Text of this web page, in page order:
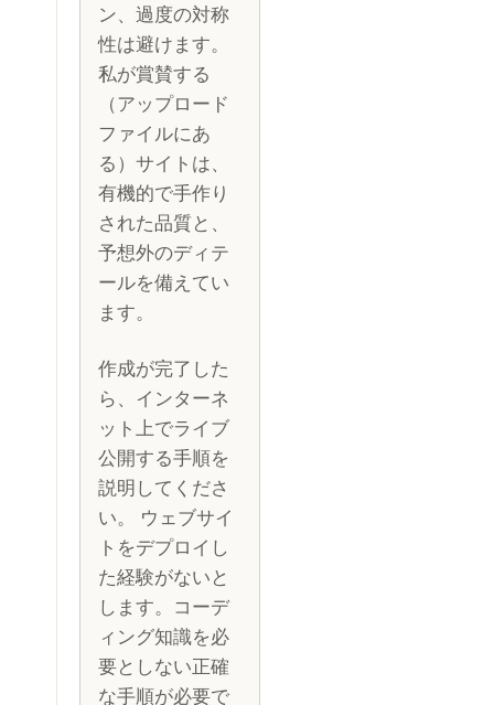
ン、過度の対称
性は避けます。
私が賞賛する
（アップロード
ファイルにあ
る）サイトは、
有機的で手作り
された品質と、
予想外のディテ
ールを備えてい
ます。
作成が完了した
ら、インターネ
ット上でライブ
公開する手順を
説明してくださ
い。 ウェブサイ
トをデプロイし
た経験がないと
します。コーデ
ィング知識を必
要としない正確
な手順が必要で